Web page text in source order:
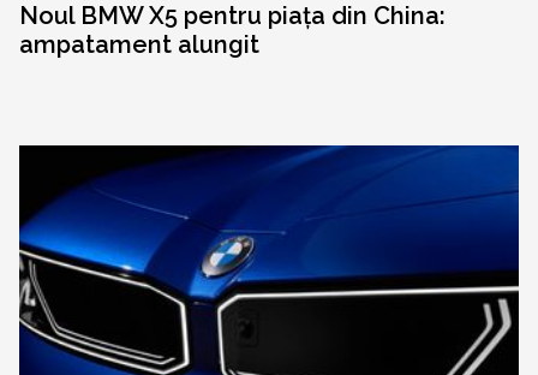
Noul BMW X5 pentru piața din China:
ampatament alungit